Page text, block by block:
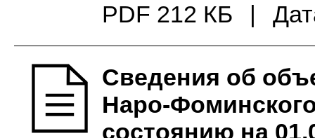
PDF 212 КБ
|
Сведения об
Наро-
состоянию на